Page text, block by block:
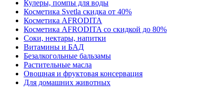
Кулеры, помпы для воды
Косметика Svetla скидка от 40%
Косметика AFRODITA
Косметика AFRODITA со скидкой до 80%
Соки, нектары, напитки
Витамины и БАД
Безалкогольные бальзамы
Растительные масла
Овощная и фруктовая консервация
Для домашних животных